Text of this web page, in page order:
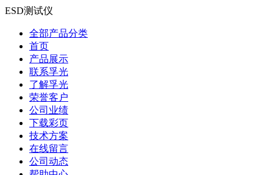
ESD测试仪
全部产品分类
首页
产品展示
联系孚光
了解孚光
荣誉客户
公司业绩
下载彩页
技术方案
在线留言
公司动态